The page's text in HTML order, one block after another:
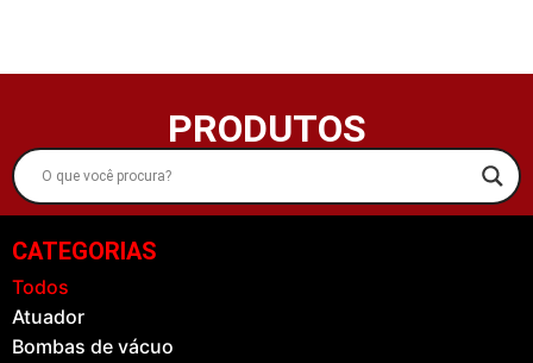
PRODUTOS
CATEGORIAS
Atuador
Bombas de vácuo
Todos